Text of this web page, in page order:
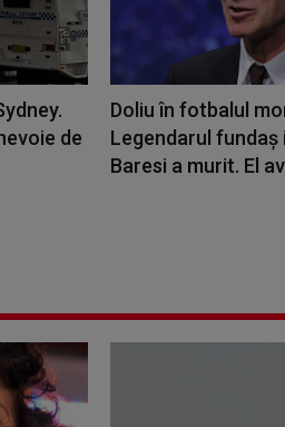
de
Doliu în fotbalul
Legendarul
Baresi a murit. El